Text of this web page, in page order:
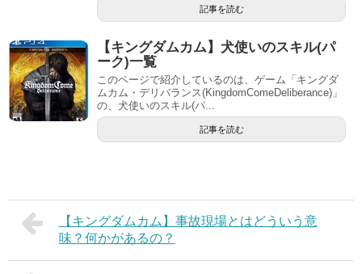
記事を読む
【キングダムカム】犬使いのスキル(パ
ーク)一覧
このページで紹介しているのは、ゲーム「キングダ
ムカム・デリバランス(KingdomComeDeliberance)」
の、犬使いのスキル(パ...
記事を読む
【キングダムカム】事故現場とはどういう意
味？何かがあるの？